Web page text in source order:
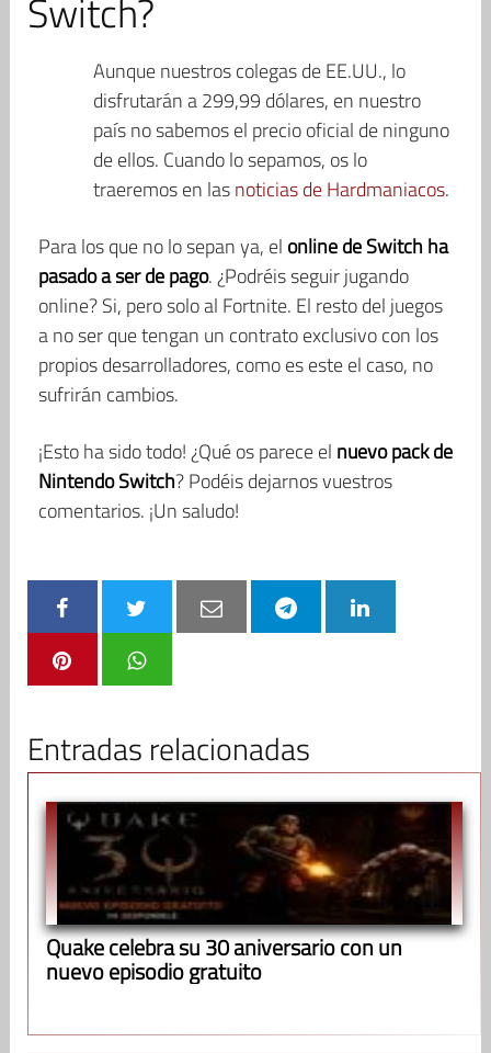
Switch?
Aunque nuestros colegas de EE.UU., lo
disfrutarán a 299,99 dólares, en nuestro
país no sabemos el precio oficial de ninguno
de ellos. Cuando lo sepamos, os lo
traeremos en lasnoticias de Hardmaniacos.
Para los que no lo sepan ya, el online de Switch ha
pasado a ser de pago. ¿Podréis seguir jugando
online? Si, pero solo al Fortnite. El resto del juegos
a no ser que tengan un contrato exclusivo con los
propios desarrolladores, como es este el caso, no
sufrirán cambios.
¡Esto ha sido todo! ¿Qué os parece el nuevo pack de
Nintendo Switch? Podéis dejarnos vuestros
comentarios. ¡Un saludo!
Entradas relacionadas
Quake celebra su 30 aniversario con un
nuevo episodio gratuito